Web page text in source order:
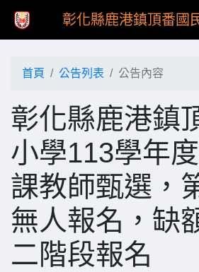
彰化縣鹿港鎮頂番國
首頁 公告列表 公告內容
彰化縣鹿港鎮
小學113學年
課教師甄選，
無人報名，缺
二階段報名